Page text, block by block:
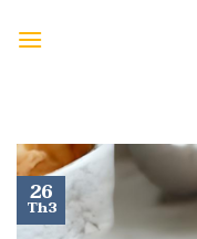
26
Th3